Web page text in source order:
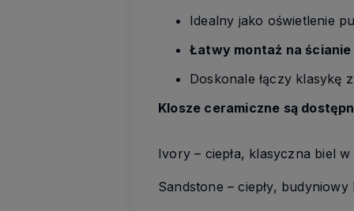
Idealny jako oświetlenie
Łatwy montaż na ścianie
Doskonale łączy klasykę
Klosze ceramiczne są
Ivory – ciepła, klasyczna biel
Sandstone – ciepły,